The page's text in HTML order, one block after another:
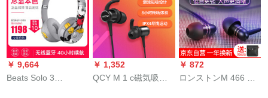
￥ 9,664
Beats Solo 3
￥ 1,352
QCY M 1 c磁気吸式
￥ 872
ロンストンM 466 C